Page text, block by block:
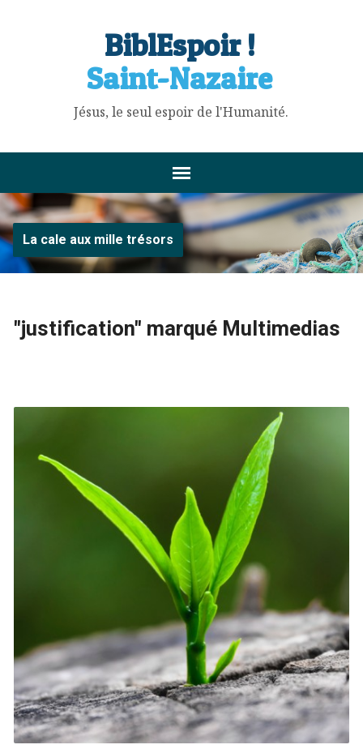
BiblEspoir !
Saint-Nazaire
Jésus, le seul espoir de l'Humanité.
La cale aux mille trésors
"justification" marqué Multimedias